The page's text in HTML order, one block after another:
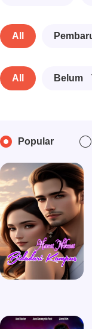
All
All Belum
Popular